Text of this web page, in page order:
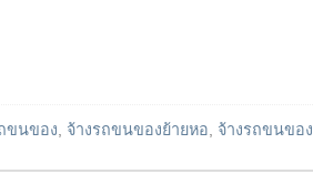
ขนของ จ้างรถขนของย้ายหอ
จ้างรถขนของ